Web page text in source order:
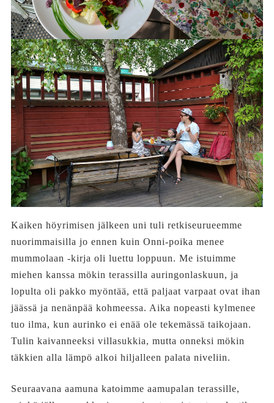
Kaiken höyrimisen jälkeen uni tuli retkiseurueemme
nuorimmaisilla jo ennen kuin Onni-poika menee
mummolaan -kirja oli luettu loppuun. Me istuimme
miehen kanssa mökin terassilla auringonlaskuun, ja
lopulta oli pakko myöntää, että paljaat varpaat ovat ihan
jäässä ja nenänpää kohmeessa. Aika nopeasti kylmenee
tuo ilma, kun aurinko ei enää ole tekemässä taikojaan.
Tulin kaivanneeksi villasukkia, mutta onneksi mökin
täkkien alla lämpö alkoi hiljalleen palata niveliin.
Seuraavana aamuna katoimme aamupalan terassille,